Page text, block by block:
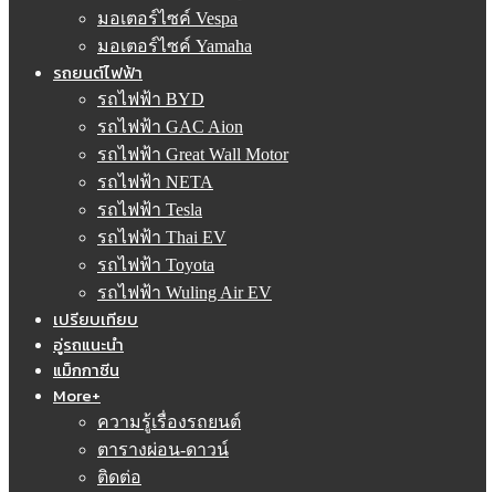
มอเตอร์ไซค์ Vespa
มอเตอร์ไซค์ Yamaha
รถยนต์ไฟฟ้า
รถไฟฟ้า BYD
รถไฟฟ้า GAC Aion
รถไฟฟ้า Great Wall Motor
รถไฟฟ้า NETA
รถไฟฟ้า Tesla
รถไฟฟ้า Thai EV
รถไฟฟ้า Toyota
รถไฟฟ้า Wuling Air EV
เปรียบเทียบ
อู่รถแนะนำ
แม็กกาซีน
More+
ความรู้เรื่องรถยนต์
ตารางผ่อน-ดาวน์
ติดต่อ